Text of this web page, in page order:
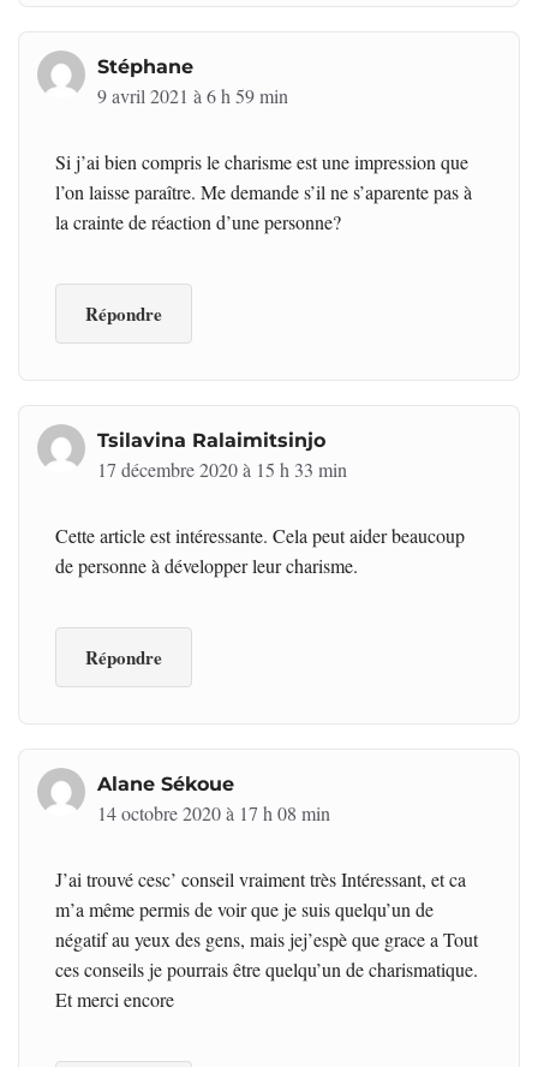
Stéphane
9 avril 2021 à 6 h 59 min
Si j’ai bien compris le charisme est une impression que
l’on laisse paraître. Me demande s’il ne s’aparente pas à
la crainte de réaction d’une personne?
Répondre
Tsilavina Ralaimitsinjo
17 décembre 2020 à 15 h 33 min
Cette article est intéressante. Cela peut aider beaucoup
de personne à développer leur charisme.
Répondre
Alane Sékoue
14 octobre 2020 à 17 h 08 min
J’ai trouvé cesc’ conseil vraiment très Intéressant, et ca
m’a même permis de voir que je suis quelqu’un de
négatif au yeux des gens, mais jej’espè que grace a Tout
ces conseils je pourrais être quelqu’un de charismatique.
Et merci encore